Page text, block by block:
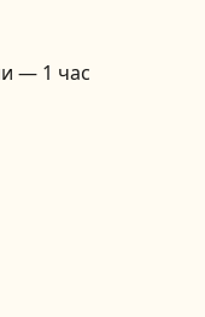
— 1 час